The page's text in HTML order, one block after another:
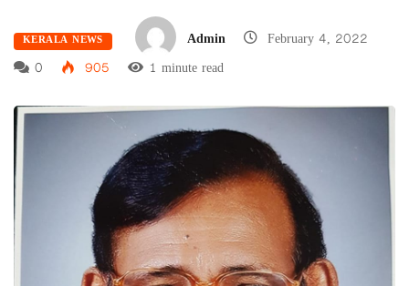
KERALA NEWS Admin
February 4, 2022
0
905 1 minute read